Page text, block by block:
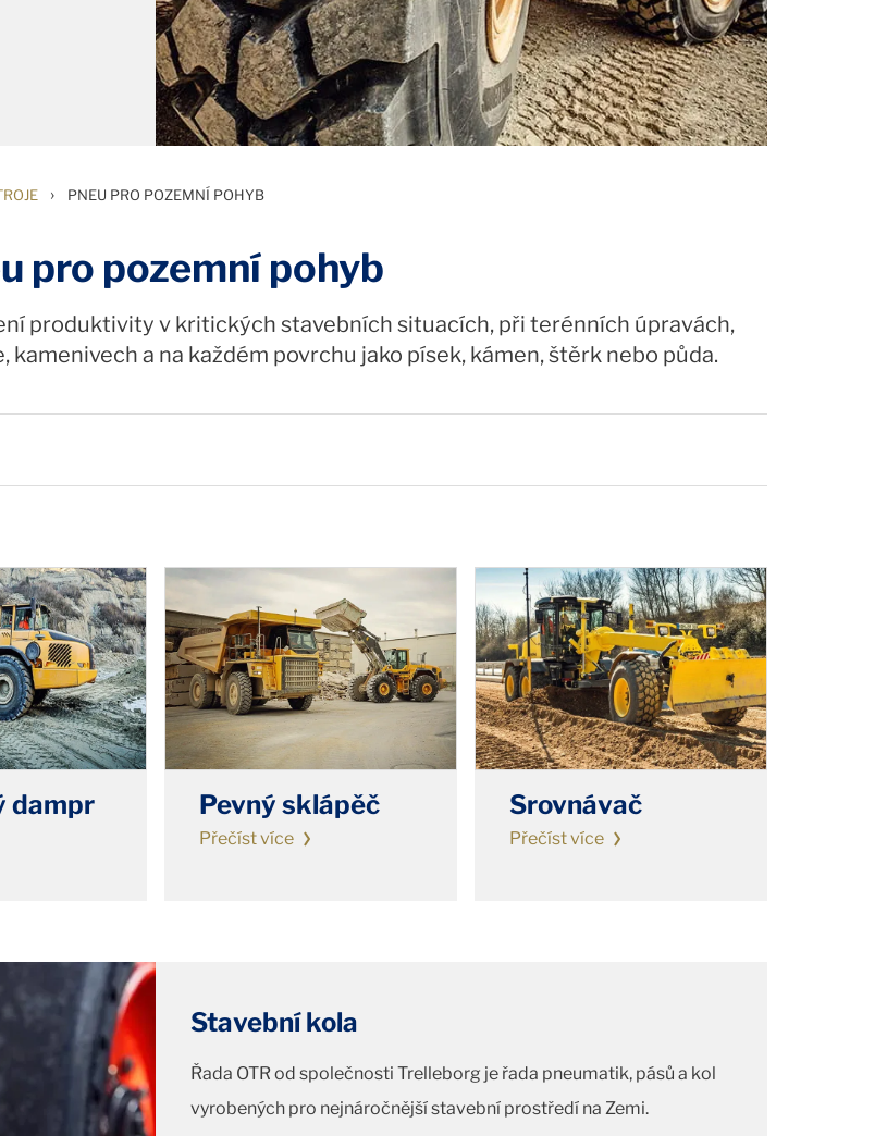
› PNEU PRO POZEMNÍ POHYB
pro pozemní pohyb
produktivity v kritických stavebních situacích, při terénních úpravách,
a na každém povrchu jako písek, kámen, štěrk nebo půda.
dampr Pevný sklápěč
Přečíst více
Srovnávač
Přečíst více
Stavební kola
Řada OTR od společnosti Trelleborg je řada pneumatik, pásů a kol
vyrobených pro nejnáročnější stavební prostředí na Zemi.